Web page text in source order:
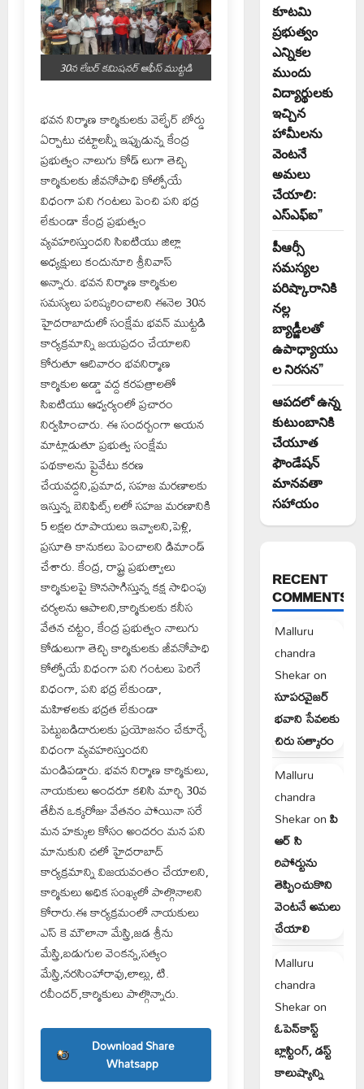
30న లేబర్ కమిషనర్ ఆఫీస్ ముట్టడి
భవన నిర్మాణ కార్మికులకు వెల్ఫేర్ బోర్డు
ఏర్పాటు చట్టాలన్నీ ఇప్పుడున్న కేంద్ర
ప్రభుత్వం నాలుగు కోడ్ లుగా తెచ్చి
కార్మికులకు జీవనోపాధి కోల్పోయే
విధంగా పని గంటలు పెంచి పని భద్ర
లేకుండా కేంద్ర ప్రభుత్వం
వ్యవహరిస్తుందని సిఐటియు జిల్లా
అధ్యక్షులు కందునూరి శ్రీనివాస్
అన్నారు. భవన నిర్మాణ కార్మికుల
సమస్యలు పరిష్కరించాలని ఈనెల 30న
హైదరాబాదులో సంక్షేమ భవన్ ముట్టడి
కార్యక్రమాన్ని జయప్రదం చేయాలని
కోరుతూ ఆదివారం భవనిర్మాణ
కార్మికుల అడ్డా వద్ద కరపత్రాలతో
సిఐటియు ఆధ్వర్యంలో ప్రచారం
నిర్వహించారు. ఈ సందర్బంగా అయన
మాట్లాడుతూ ప్రభుత్వ సంక్షేమ
పథకాలను ప్రైవేటు కరణ
చేయవద్దని,ప్రమాద, సహజ మరణాలకు
ఇస్తున్న బెనిఫిట్స్ లలో సహజ మరణానికి
5 లక్షల రూపాయలు ఇవ్వాలని,పెళ్లి,
ప్రసూతి కానుకలు పెంచాలని డిమాండ్
చేశారు. కేంద్ర, రాష్ట్ర ప్రభుత్వాలు
కార్మికులపై కొనసాగిస్తున్న కక్ష సాధింపు
చర్యలను ఆపాలని,కార్మికులకు కనీస
వేతన చట్టం, కేంద్ర ప్రభుత్వం నాలుగు
కోడులుగా తెచ్చి కార్మికులకు జీవనోపాధి
కోల్పోయే విధంగా పని గంటలు పెరిగే
విధంగా, పని భద్ర లేకుండా,
మహిళలకు భద్రత లేకుండా
పెట్టుబడిదారులకు ప్రయోజనం చేకూర్చే
విధంగా వ్యవహరిస్తుందని
మండిపడ్డారు. భవన నిర్మాణ కార్మికులు,
నాయకులు అందరూ కలిసి మార్చి 30వ
తేదీన ఒక్కరోజు వేతనం పోయినా సరే
మన హక్కుల కోసం అందరం మన పని
మానుకుని చలో హైదరాబాద్
కార్యక్రమాన్ని విజయవంతం చేయాలని,
కార్మికులు అధిక సంఖ్యలో పాల్గొనాలని
కోరారు.ఈ కార్యక్రమంలో నాయకులు
ఎస్ కె మౌలానా మేస్త్రి,జడ శ్రీను
మేస్త్రి,బడుగుల వెంకన్న,సత్యం
మేస్త్రి,నరసింహారావు,లాల్లు, టి.
రవీందర్,కార్మికులు పాల్గొన్నారు.
Download Share
Whatsapp
కూటమి
ప్రభుత్వం
ఎన్నికల
ముందు
విద్యార్థులకు
ఇచ్చిన
హామీలను
వెంటనే
అమలు
చేయాలి:
ఎస్ఎఫ్ఐ”
పీఆర్సీ
సమస్యల
పరిష్కారానికి
నల్ల
బ్యాడ్జీలతో
ఉపాధ్యాయు
ల నిరసన”
ఆపదలో ఉన్న
కుటుంబానికి
చేయూత
ఫౌండేషన్
మానవతా
సహాయం
RECENT
COMMENTS
Malluru
chandra
Shekaron
సూపరవైజర్
భవాని సేవలకు
చిరు సత్కారం
Malluru
chandra
Shekaronపి
ఆర్ సి
రిపోర్టును
తెప్పించుకొని
వెంటనే అమలు
చేయాలి
Malluru
chandra
Shekaron
ఓపెన్‌కాస్ట్
బ్లాస్టింగ్, డస్ట్
కాలుష్యాన్ని